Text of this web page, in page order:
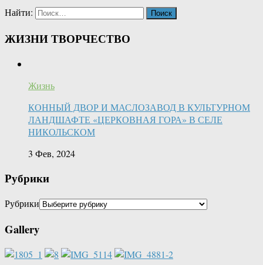
Найти:
ЖИЗНИ ТВОРЧЕСТВО
Жизнь
КОННЫЙ ДВОР И МАСЛОЗАВОД В КУЛЬТУРНОМ
ЛАНДШАФТЕ «ЦЕРКОВНАЯ ГОРА» В СЕЛЕ
НИКОЛЬСКОМ
3 Фев, 2024
Рубрики
Рубрики
Gallery